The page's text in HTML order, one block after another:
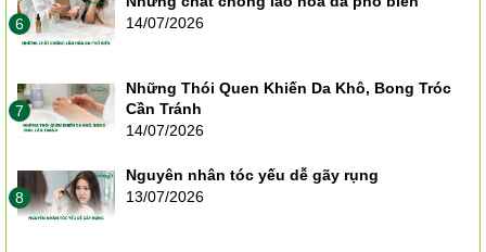
6
14/07/2026
7
Những Thói Quen Khiến Da Khô, Bong Tróc
Cần Tránh
14/07/2026
8
Nguyên nhân tóc yếu dễ gãy rụng
13/07/2026